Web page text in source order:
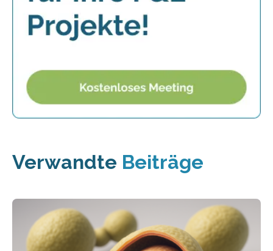
Verwandte Beiträge